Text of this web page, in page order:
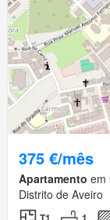
375 €/mês
Apartamento em
Distrito de Aveiro